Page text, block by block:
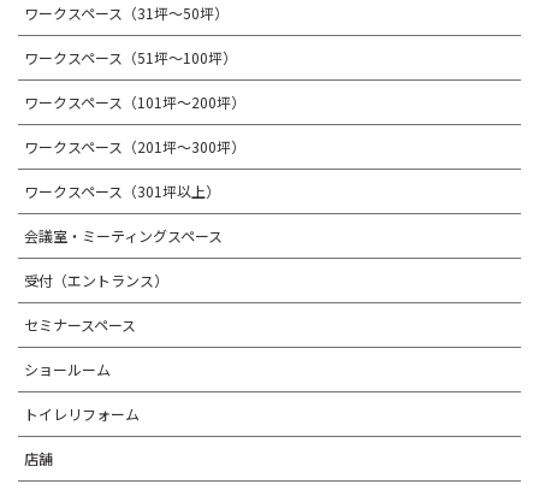
ワークスペース（31坪〜50坪）
ワークスペース（51坪～100坪）
ワークスペース（101坪～200坪）
ワークスペース（201坪～300坪）
ワークスペース（301坪以上）
会議室・ミーティングスペース
受付（エントランス）
セミナースペース
ショールーム
トイレリフォーム
店舗